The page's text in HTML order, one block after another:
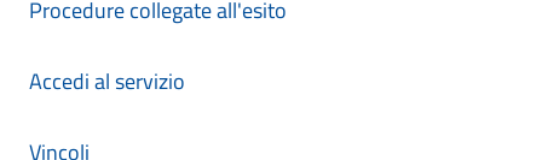
Procedure collegate all'esito
Accedi al servizio
Vincoli